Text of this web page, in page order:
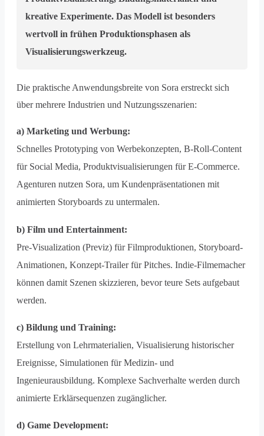
kreative Experimente. Das Modell ist besonders
wertvoll in frühen Produktionsphasen als
Visualisierungswerkzeug.
Die praktische Anwendungsbreite von Sora erstreckt sich
über mehrere Industrien und Nutzungsszenarien:
a) Marketing und Werbung:
Schnelles Prototyping von Werbekonzepten, B-Roll-Content
für Social Media, Produktvisualisierungen für E-Commerce.
Agenturen nutzen Sora, um Kundenpräsentationen mit
animierten Storyboards zu untermalen.
b) Film und Entertainment:
Pre-Visualization (Previz) für Filmproduktionen, Storyboard-
Animationen, Konzept-Trailer für Pitches. Indie-Filmemacher
können damit Szenen skizzieren, bevor teure Sets aufgebaut
werden.
c) Bildung und Training:
Erstellung von Lehrmaterialien, Visualisierung historischer
Ereignisse, Simulationen für Medizin- und
Ingenieurausbildung. Komplexe Sachverhalte werden durch
animierte Erklärsequenzen zugänglicher.
d) Game Development: